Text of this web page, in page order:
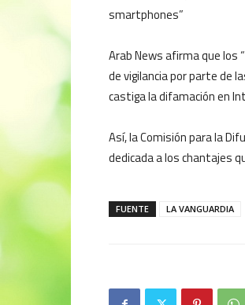
smartphones”
Arab News afirma que
de vigilancia por parte de
castiga la difamación en
Así, la Comisión para la
dedicada a los chantajes
FUENTE LA VANGUARDIA